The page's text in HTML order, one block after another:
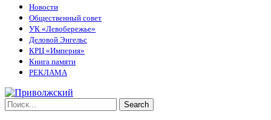
Новости
Общественный совет
УК «Левобережье»
Деловой Энгельс
КРЦ «Империя»
Книга памяти
РЕКЛАМА